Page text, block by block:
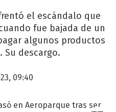
el escándalo que
fue bajada de un
algunos productos
Su descargo.
09:40